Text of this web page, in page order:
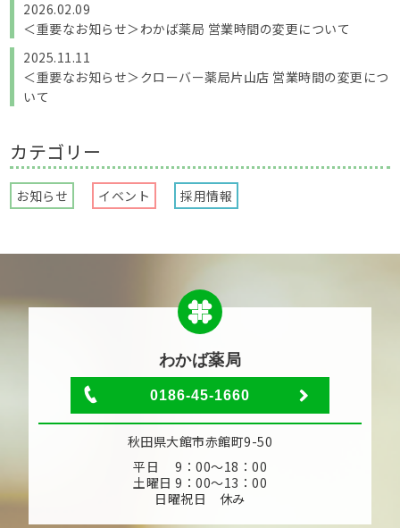
2026.02.09
＜重要なお知らせ＞わかば薬局 営業時間の変更について
2025.11.11
＜重要なお知らせ＞クローバー薬局片山店 営業時間の変更につ
いて
カテゴリー
お知らせ イベント 採用情報
わかば薬局
0186-45-1660
秋田県大館市赤館町9-50
平日 9：00～18：00
土曜日 9：00～13：00
日曜祝日 休み